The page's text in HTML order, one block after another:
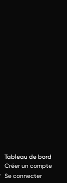
Tableau de bord
Créer un compte
Se connecter